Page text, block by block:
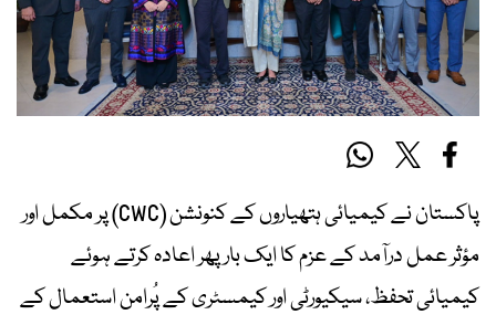
پاکستان نے کیمیائی ہتھیاروں کے کنونشن (CWC) پر مکمل اور
مؤثر عمل درآمد کے عزم کا ایک بار پھر اعادہ کرتے ہوئے
کیمیائی تحفظ، سیکیورٹی اور کیمسٹری کے پُرامن استعمال کے